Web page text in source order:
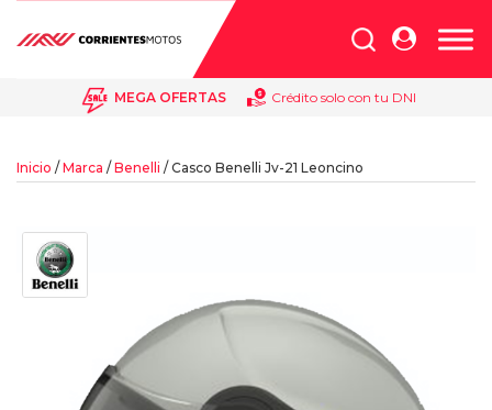
Búsqueda
de
MEGA OFERTAS Crédito solo con tu DNI
Inicio / Marca / Benelli / Casco Benelli Jv-21 Leoncino